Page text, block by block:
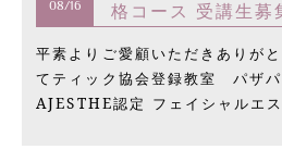
08/16
格コース 受講生募
平素よりご愛顧いただきありが
てティック協会登録教室 パザパ
AJESTHE認定 フェイシャルエ